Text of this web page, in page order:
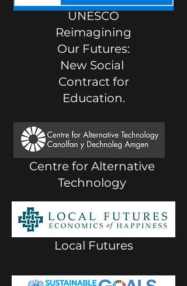
UNESCO
Reimagining
Our Futures:
New Social
Contract for
Education.
Centre for Alternative
Technology
Local Futures